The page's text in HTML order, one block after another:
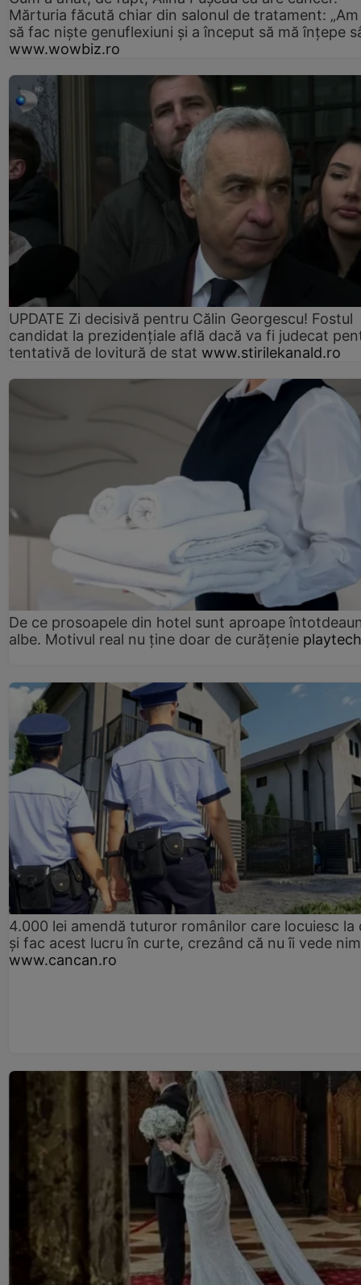
Mărturia făcută chiar din salonul de tratament:
să fac niște genuflexiuni și a început să mă înțepe
www.wowbiz.ro
UPDATE Zi decisivă pentru Călin Georgescu! Fostul
candidat la prezidențiale află dacă va fi judecat
tentativă de lovitură de stat www.stirilekanald.ro
De ce prosoapele din hotel sunt aproape
albe. Motivul real nu ține doar de curățenie
4.000 lei amendă tuturor românilor care locuiesc la
și fac acest lucru în curte, crezând că nu îi vede
www.cancan.ro